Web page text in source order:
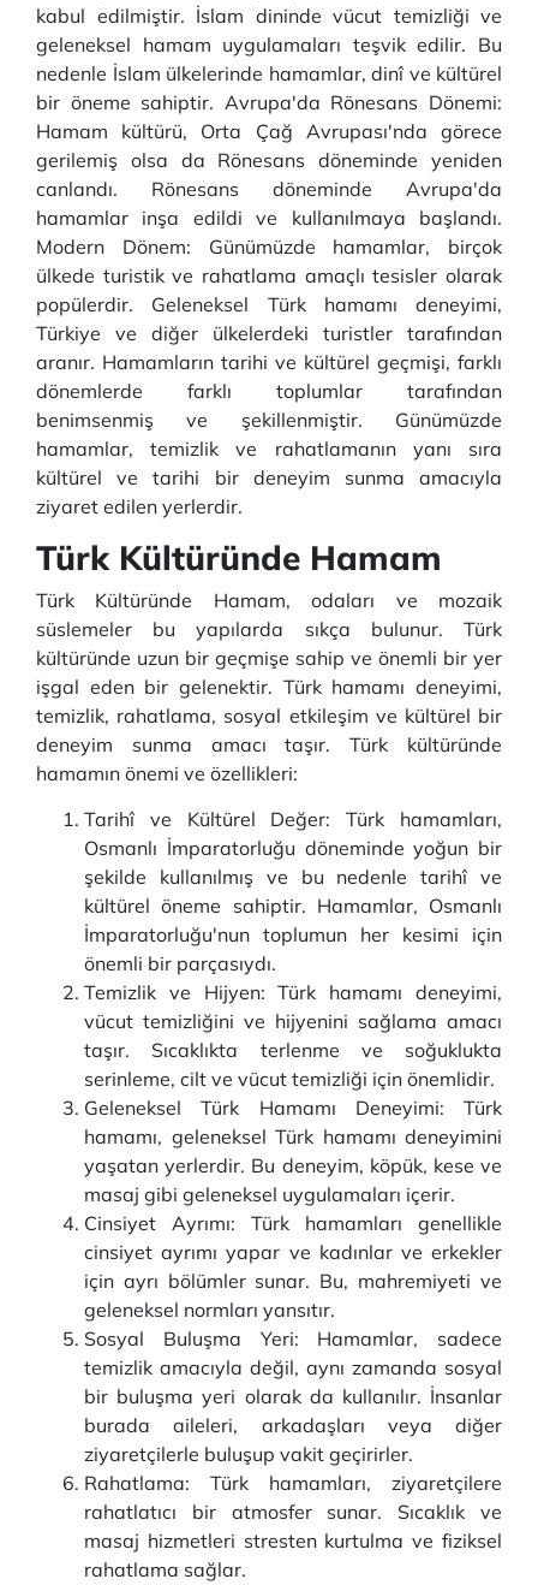
kabul edilmiştir. İslam dininde vücut temizliği ve
geleneksel hamam uygulamaları teşvik edilir. Bu
nedenle İslam ülkelerinde hamamlar, dinî ve kültürel
bir öneme sahiptir. Avrupa'da Rönesans Dönemi:
Hamam kültürü, Orta Çağ Avrupası'nda görece
gerilemiş olsa da Rönesans döneminde yeniden
canlandı. Rönesans döneminde Avrupa'da
hamamlar inşa edildi ve kullanılmaya başlandı.
Modern Dönem: Günümüzde hamamlar, birçok
ülkede turistik ve rahatlama amaçlı tesisler olarak
popülerdir. Geleneksel Türk hamamı deneyimi,
Türkiye ve diğer ülkelerdeki turistler tarafından
aranır. Hamamların tarihi ve kültürel geçmişi, farklı
dönemlerde farklı toplumlar tarafından
benimsenmiş ve şekillenmiştir. Günümüzde
hamamlar, temizlik ve rahatlamanın yanı sıra
kültürel ve tarihi bir deneyim sunma amacıyla
ziyaret edilen yerlerdir.
Türk Kültüründe Hamam
Türk Kültüründe Hamam, odaları ve mozaik
süslemeler bu yapılarda sıkça bulunur. Türk
kültüründe uzun bir geçmişe sahip ve önemli bir yer
işgal eden bir gelenektir. Türk hamamı deneyimi,
temizlik, rahatlama, sosyal etkileşim ve kültürel bir
deneyim sunma amacı taşır. Türk kültüründe
hamamın önemi ve özellikleri:
Tarihî ve Kültürel Değer: Türk hamamları,
Osmanlı İmparatorluğu döneminde yoğun bir
şekilde kullanılmış ve bu nedenle tarihî ve
kültürel öneme sahiptir. Hamamlar, Osmanlı
İmparatorluğu'nun toplumun her kesimi için
önemli bir parçasıydı.
Temizlik ve Hijyen: Türk hamamı deneyimi,
vücut temizliğini ve hijyenini sağlama amacı
taşır. Sıcaklıkta terlenme ve soğuklukta
serinleme, cilt ve vücut temizliği için önemlidir.
Geleneksel Türk Hamamı Deneyimi: Türk
hamamı, geleneksel Türk hamamı deneyimini
yaşatan yerlerdir. Bu deneyim, köpük, kese ve
masaj gibi geleneksel uygulamaları içerir.
Cinsiyet Ayrımı: Türk hamamları genellikle
cinsiyet ayrımı yapar ve kadınlar ve erkekler
için ayrı bölümler sunar. Bu, mahremiyeti ve
geleneksel normları yansıtır.
Sosyal Buluşma Yeri: Hamamlar, sadece
temizlik amacıyla değil, aynı zamanda sosyal
bir buluşma yeri olarak da kullanılır. İnsanlar
burada aileleri, arkadaşları veya diğer
ziyaretçilerle buluşup vakit geçirirler.
Rahatlama: Türk hamamları, ziyaretçilere
rahatlatıcı bir atmosfer sunar. Sıcaklık ve
masaj hizmetleri stresten kurtulma ve fiziksel
rahatlama sağlar.